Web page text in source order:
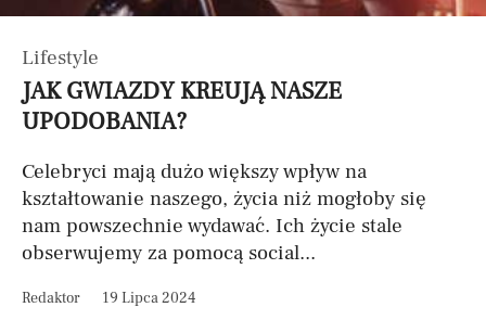
Lifestyle
JAK GWIAZDY KREUJĄ NASZE
UPODOBANIA?
Celebryci mają dużo większy wpływ na
kształtowanie naszego, życia niż mogłoby się
nam powszechnie wydawać. Ich życie stale
obserwujemy za pomocą social...
Redaktor 19 Lipca 2024